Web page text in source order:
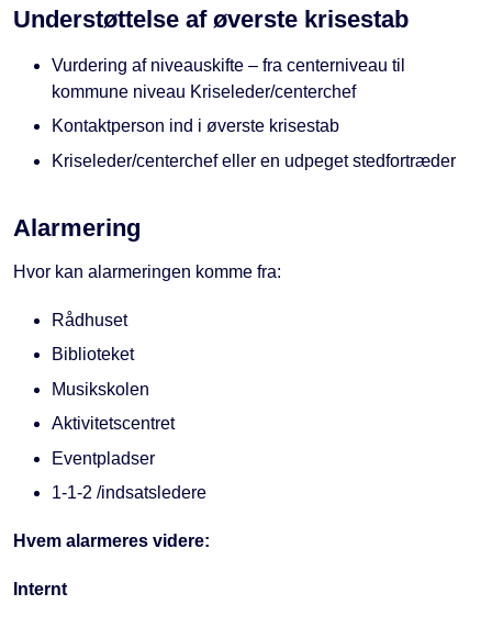
Understøttelse af øverste krisestab
Vurdering af niveauskifte – fra centerniveau til
kommune niveau Kriseleder/centerchef
Kontaktperson ind i øverste krisestab
Kriseleder/centerchef eller en udpeget stedfortræder
Alarmering
Hvor kan alarmeringen komme fra:
Rådhuset
Biblioteket
Musikskolen
Aktivitetscentret
Eventpladser
1-1-2 /indsatsledere
Hvem alarmeres videre:
Internt